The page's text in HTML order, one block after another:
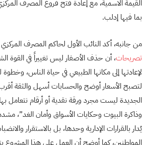
القيمة الاسمية، مع إعادة فتح فروع المصرف
بما فيها إدلب.
من جانبه، أكد النائب الأول لحاكم المصرف
تصريحات، أن حذف الأصفار ليس تغييراً في القوة
لإعادتها إلى مكانها الطبيعي في حياة الناس،
لتصبح الأسعار أوضح والحسابات أسهل والثقة
الجديدة ليست مجرد ورقة نقدية أو أرقام نتعامل
وذاكرة البيوت وحكايات الأسواق وأمان الغد”،
يُدار بالقرارات الإدارية وحدها، بل بالاستقرار
المواطنين، كما أوضح أن العمل على هذا المشروع